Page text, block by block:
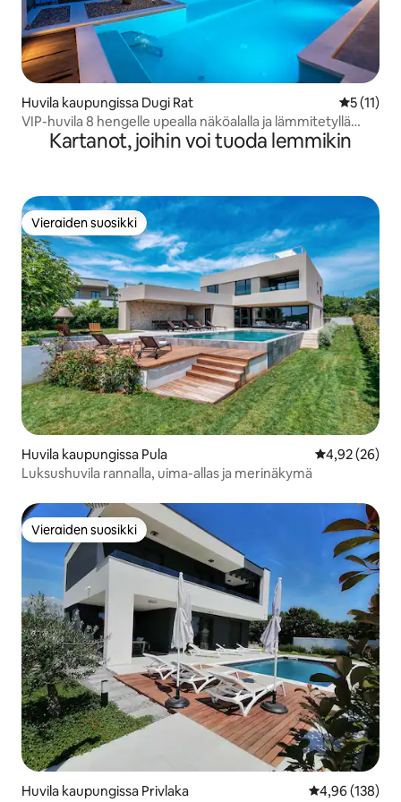
Huvila kaupungissa Dugi Rat
5 (11)
VIP-huvila 8 hengelle upealla näköalalla ja lämmitetyllä
uima-altaalla!
Kartanot, joihin voi tuoda lemmikin
Vieraiden suosikki
Vieraiden suosikki
Huvila kaupungissa Pula
4,92 (26)
Luksushuvila rannalla, uima-allas ja merinäkymä
Vieraiden suosikki
Vieraiden suosikki
Huvila kaupungissa Privlaka
4,96 (138)